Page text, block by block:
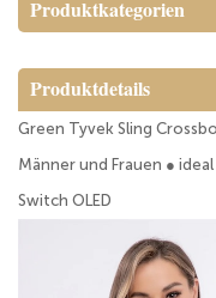
Produktkategorien
Produktdetails
Green Tyvek Sling
Männer und Frauen ●
Switch OLED